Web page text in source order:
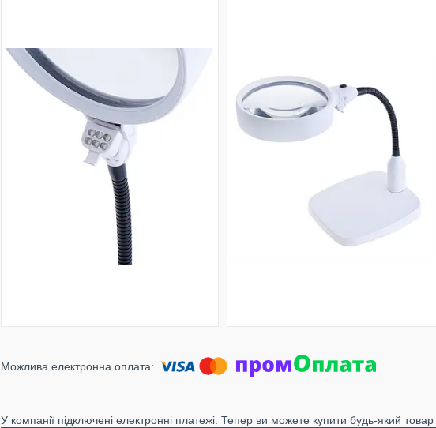
У компанії підключені електронні платежі. Тепер ви можете купити будь-який